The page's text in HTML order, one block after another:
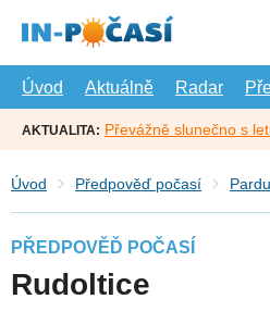
hlavní
Úvod
Aktuálně Radar
AKTUALITA: Převážně slunečno s
Úvod Předpověď počasí
PŘEDPOVĚĎ POČASÍ
Rudoltice